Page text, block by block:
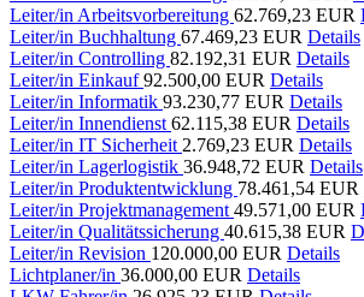
Leiter/in Arbeitsvorbereitung 62.769,23 EUR
Leiter/in Buchhaltung 67.469,23 EUR Details
Leiter/in Controlling 82.192,31 EUR Details
Leiter/in Einkauf92.500,00 EUR Details
Leiter/in Informatik 93.230,77 EUR Details
Leiter/in Innendienst 62.115,38 EUR Details
Leiter/in IT Sicherheit 2.769,23 EUR Details
Leiter/in Lagerlogistik 36.948,72 EUR Details
Leiter/in Produktentwicklung 78.461,54 EUR
Leiter/in Projektmanagement 49.571,00 EUR
Leiter/in Qualitätssicherung 40.615,38 EUR
Leiter/in Revision 120.000,00 EUR Details
Lichtplaner/in 36.000,00 EUR Details